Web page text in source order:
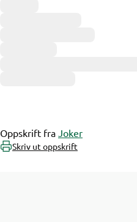
Oppskrift fra Joker
Skriv ut oppskrift